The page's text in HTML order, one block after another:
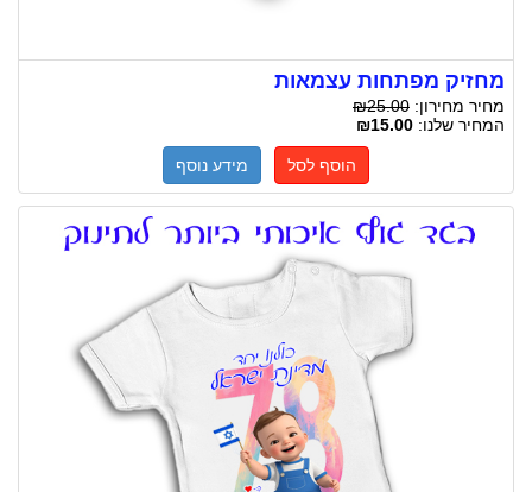
מחזיק מפתחות עצמאות
מחיר מחירון: ₪25.00
המחיר שלנו: ₪15.00
הוסף לסל מידע נוסף